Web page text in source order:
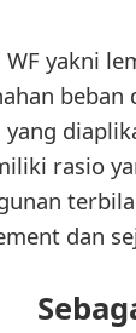
WF yakni
yang
rasio
dan